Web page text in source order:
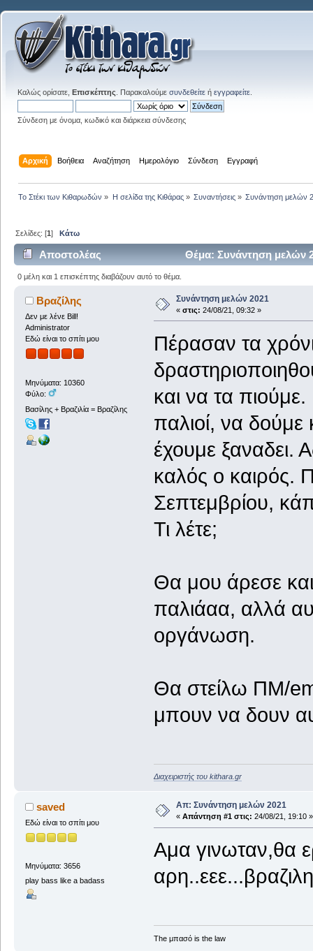
Καλώς ορίσατε, Επισκέπτης . Παρακαλούμε συνδεθείτε ή εγγραφείτε
Σύνδεση με όνομα, κωδικό και διάρκεια σύνδεσης
Αρχική Βοήθεια Αναζήτηση Ημερολόγιο Σύνδεση Εγγραφή
Το Στέκι των Κιθαρωδών » Η σελίδα της Κιθάρας» Συναντήσεις» Συνάντηση μελών
Σελίδες: [1]Κάτω
Αποστολέας Θέμα: Συνάντηση μελών
0 μέλη και 1 επισκέπτης διαβάζουν αυτό το θέμα.
Βραζίλης
Δεν με λένε Bill!
Administrator
Εδώ είναι το σπίτι μου
Μηνύματα: 10360
Φύλο:
Βασίλης + Βραζιλία = Βραζίλης
Συνάντηση μελών 2021
« στις: 24/08/21, 09:32 »
Πέρασαν τα
και να τα
παλιοί, να
έχουμε ξαναδει.
καλός ο καιρός.
Σεπτεμβρίου,
Τι λέτε;
Θα μου άρεσε
παλιάαα, αλλά
οργάνωση.
Θα στείλω ΠΜ/
μπουν να δουν
Διαχειριστής του kithara.gr
saved
Εδώ είναι το σπίτι μου
Μηνύματα: 3656
play bass like a badass
Απ: Συνάντηση μελών 2021
« Απάντηση #1 στις: 24/08/21, 19:10 »
Αμα γινωταν,θα
The μπασό is the law